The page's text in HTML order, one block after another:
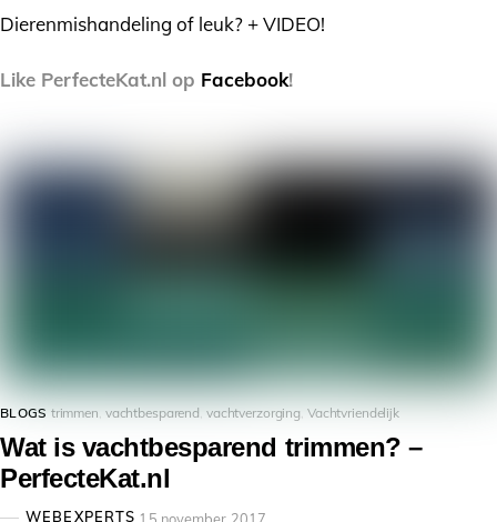
Dierenmishandeling of leuk? + VIDEO!
Like PerfecteKat.nl op Facebook!
BLOGS trimmen vachtbesparend vachtverzorging Vachtvriendelijk
Wat is vachtbesparend trimmen? –
PerfecteKat.nl
WEBEXPERTS 15 november 2017